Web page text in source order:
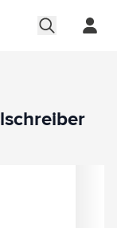
zu sehen